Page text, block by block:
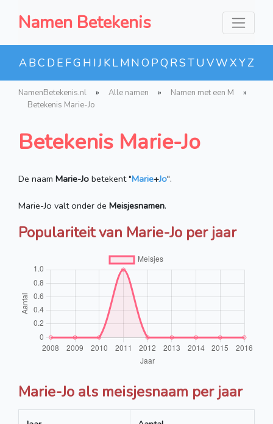
Namen Betekenis
ABC D E FG H IJ KLMNO PQ RSTUVWXYZ
NamenBetekenis.nl » Alle namen » Namen met een M
»
Betekenis Marie-Jo
Betekenis Marie-Jo
De naam Marie-Jo betekent "Marie+Jo".
Marie-Jo valt onder de Meisjesnamen.
Populariteit van Marie-Jo per jaar
Marie-Jo als meisjesnaam per jaar